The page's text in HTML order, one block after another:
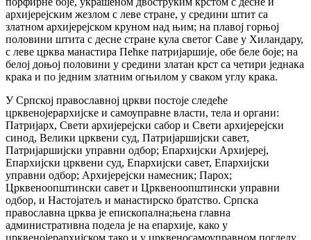
архијерејским жезлом с леве стране, у средини штит са
златном архијерејском круном над њим; на плавој горњој
половини штита с десне стране кула светог Саве у Хиландару,
с леве црква манастира Пећке патријаршије, обе беле боје; на
белој доњој половини у средини златан крст са четири једнака
крака и по једним златним огњилом у сваком углу крака.
У Српској православној цркви постоје следеће
црквенојерархиjске и самоуправне власти, тела и органи:
Патријарх, Свети архијерејски сабор и Свети архијерејски
синод, Велики црквени суд, Патријаршијски савет,
Патријаршијски управни одбор; Епархијски Архијереј,
Епархијски црквени суд, Епархијски савет, Епархијски
управни одбор; Архијерејски намесник; Парох;
Црквеноопштински савет и Црквеноопштински управни
одбор, и Настојатељ и манастирско братство. Српска
православна црква је епископална;њена главна
административна подела је на епархије, како у
црквенојерархијском тако и у црквеносамоуправном погледу.